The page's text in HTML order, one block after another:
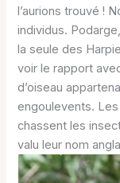
l’aurions trouvé !
individus.
la seule des
voir le rapport
d’oiseau
engoulevents.
chassent les
valu leur nom